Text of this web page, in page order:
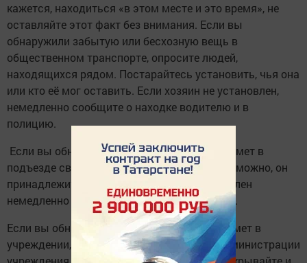
кажется, находиться «в этом месте и это время», не
оставляйте этот факт без внимания. Если вы
обнаружили забытую или бесхозную вещь в
общественном транспорте, опросите людей,
находящихся рядом. Постарайтесь установить, чья она
или кто её мог оставить. Если хозяин не установлен,
немедленно сообщите о находке водителю и в
полицию.
Если вы обнаружили подозрительный предмет в
подъезде своего дома, опросите людей, возможно, он
принадлежит им. Если владелец не установлен
немедленно сообщите о находке в полицию.
Если вы обнаружили подозрительный предмет в
учреждении, тут же сообщите о находке администрации